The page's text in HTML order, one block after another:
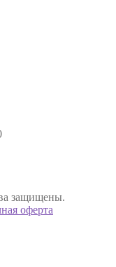
защищены.
оферта